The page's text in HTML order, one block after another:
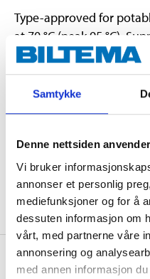
Samtykke
Denne nettsiden
Vi bruker
annonser et personlig
mediefunksjoner og for å
dessuten informasjon om
vårt, med partnerne våre
annonsering og
med annen informasjon
Type-approved for
at 70 °C (peak 95 °C).
Technical specifications
Length
About the